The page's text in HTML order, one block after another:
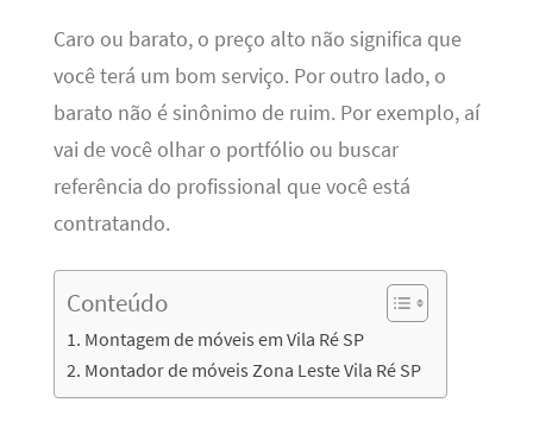
Caro ou barato, o preço alto não significa que
você terá um bom serviço. Por outro lado, o
barato não é sinônimo de ruim. Por exemplo, aí
vai de você olhar o portfólio ou buscar
referência do profissional que você está
contratando.
Conteúdo
Montagem de móveis em Vila Ré SP
Montador de móveis Zona Leste Vila Ré SP